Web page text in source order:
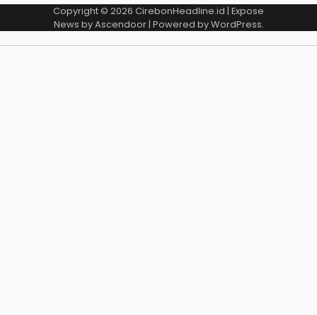
Copyright © 2026 CirebonHeadline.id | Expose
News byAscendoor| Powered byWordPress.